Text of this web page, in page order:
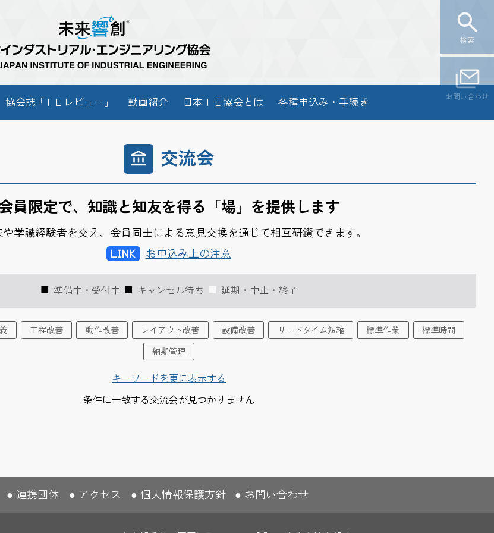
検索
お問い合わせ
協会誌「 ＩＥレビュー 」 動画紹介 日本ＩＥ協会とは 各種申込み・手続き
交流会
員限定で、 知識と知友を得る 「場」を提供します
や学識経験者を交え、 会員同士に よる意見交換を通じて相互研鑽できます。
お申込み上の注意
準備中・受付中 キャンセル待ち 延期・中止・終了
工程改善 動作改善 レイアウト改善 設備改善 リードタイム短縮 標準作業 標準時間
納期管理
キーワードを更に表示する
条件に一致する交流会が見つかりません
連携団体 アクセス 個人情報保護方針 お問い合わせ